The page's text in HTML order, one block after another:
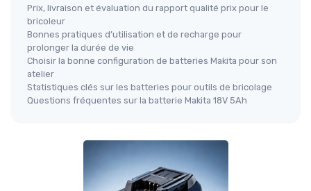
Prix, livraison et évaluation du rapport qualité prix pour le
bricoleur
Bonnes pratiques d’utilisation et de recharge pour
prolonger la durée de vie
Choisir la bonne configuration de batteries Makita pour son
atelier
Statistiques clés sur les batteries pour outils de bricolage
Questions fréquentes sur la batterie Makita 18V 5Ah